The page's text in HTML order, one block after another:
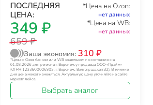
ПОСЛЕДНЯЯ
ЦЕНА:
349 ₽
659 ₽
*Цена на Ozon:
нет данных
*Цена на WB:
нет данных
Ваша экономия: 310 ₽
*Цена с Озон банком или WB кошельком по состоянию на
01.08.2026 для региона г. Воронеж у продавца ООО «Прайм»
(ОГРН 1233600006903, г. Воронеж, Волгоградская 32). В течение
дня цена может изменяться. Актуальную цену уточняйте на сайте
маркетплейса.
Выбрать аналог